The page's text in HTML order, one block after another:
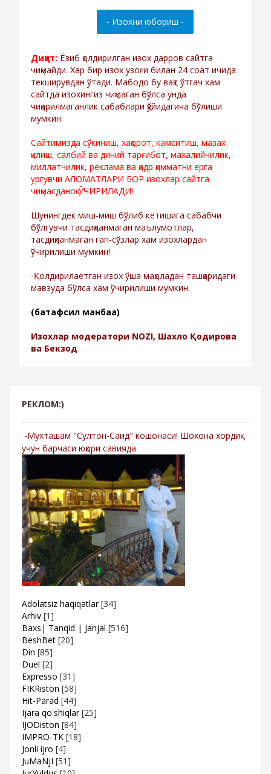
Диққат: Ёзиб қолдирилган изох дарров сайтга
чиқмайди. Хар бир изох узоғи билан 24 соат ичида
текширувдан ўтади. Мабодо бу вақт ўтгач хам
сайтда изохингиз чиқмаган бўлса унда
чиқарилмаганлик сабаблари қўйидагича бўлиши
мумкин:
Сайтимизда сўкиниш, хақорот, камситиш, мазах
қилиш, салбий ва диний тарғибот, махалийчилик,
миллатчилик, реклама ва қадр қимматни ерга
ургувчи АЛОМАТЛАРИ БОР изохлар сайтга
чиқмасданоқ ЎЧИРИЛАДИ!
Шунингдек миш-миш бўлиб кетишига сабабчи
бўлгувчи тасдиқланмаган маълумотлар,
тасдиқланмаган гап-сўзлар хам изохлардан
ўчирилиши мумкин!
-Қолдирилаётган изох ўша мақоладан ташқаридаги
мавзуда бўлса хам ўчирилиши мумкин.
(батафсил манбаа)
Изохлар модератори NOZI, Шахло Қодирова
ва Бекзод
РЕКЛОМ:)
-Мухташам "Султон-Саид" кошонаси! Шохона хордиқ
учун барчаси юқори савияда
Adolatsiz haqiqatlar [34]
Arhiv [1]
Baxs| Tanqid | Janjal [516]
BeshBet [20]
Din [85]
Duel [2]
Expresso [31]
FIKRiston [58]
Hit-Parad [44]
Ijara qo'shiqlar [25]
IJODiston [84]
IMPRO-TK [18]
Jonli ijro [4]
JuMaNjI [51]